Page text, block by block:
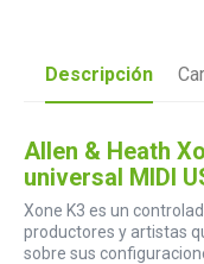
Descripción
Allen & Heath
universal MIDI
Xone K3 es un
productores y artistas
sobre sus